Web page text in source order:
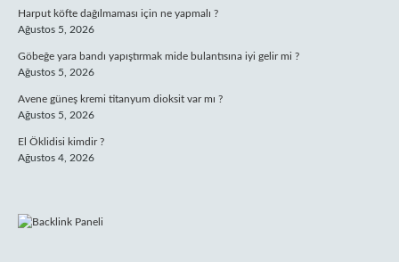
Harput köfte dağılmaması için ne yapmalı ?
Ağustos 5, 2026
Göbeğe yara bandı yapıştırmak mide bulantısına iyi gelir mi ?
Ağustos 5, 2026
Avene güneş kremi titanyum dioksit var mı ?
Ağustos 5, 2026
El Öklidisi kimdir ?
Ağustos 4, 2026